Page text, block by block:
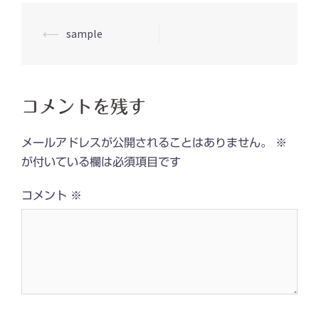
投
ビ
ゲ
ー
シ
ン
⟵ sample
コメントを残す
メールアドレスが公開されることはありません。
※
が付いている欄は必須項目です
コメント ※